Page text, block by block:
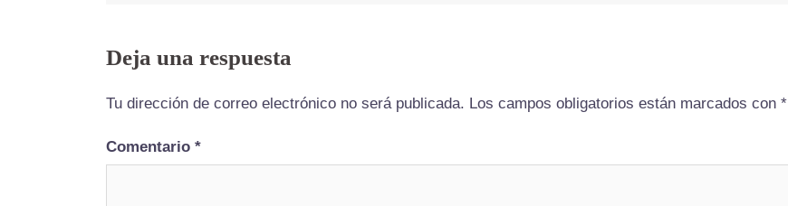
entradas
Deja una respuesta
Tu dirección de correo electrónico no será publicada. Los campos obligatorios están marcados con *
Comentario *